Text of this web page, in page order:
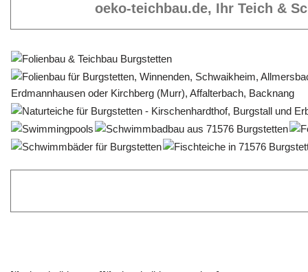
oeko-teichbau.de, Ihr Teich &